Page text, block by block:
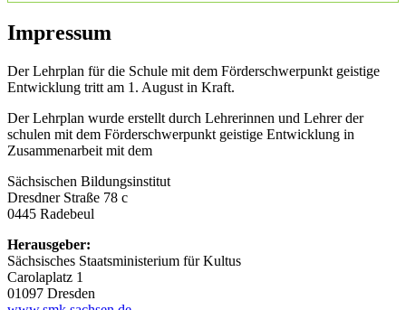
Impressum
Der Lehrplan für die Schule mit dem Förderschwerpunkt geistige
Entwicklung tritt am 1. August in Kraft.
Der Lehrplan wurde erstellt durch Lehrerinnen und Lehrer der
schulen mit dem Förderschwerpunkt geistige Entwicklung in
Zusammenarbeit mit dem
Sächsischen Bildungsinstitut
Dresdner Straße 78 c
0445 Radebeul
Herausgeber:
Sächsisches Staatsministerium für Kultus
Carolaplatz 1
01097 Dresden